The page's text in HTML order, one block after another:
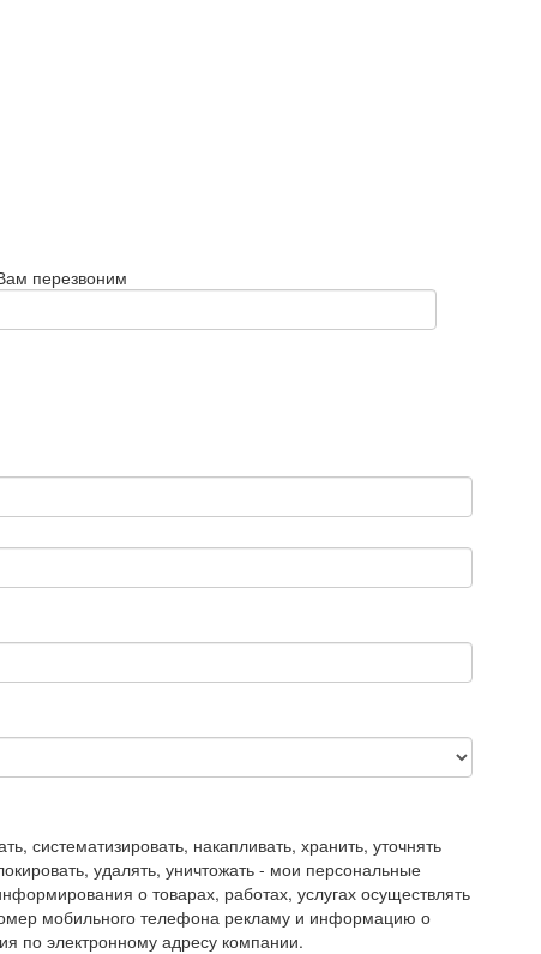
перезвоним
систематизировать, накапливать, хранить, уточнять
удалять, уничтожать - мои персональные
о товарах, работах, услугах осуществлять
мобильного телефона рекламу и информацию о
по электронному адресу компании.